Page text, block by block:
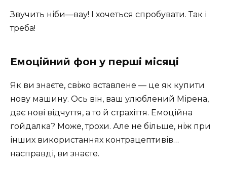
Звучить ніби—вау! І хочеться спробувати. Так і
треба!
Емоційний фон у перші місяці
Як ви знаєте, свіжо вставлене — це як купити
нову машину. Ось він, ваш улюблений Мірена,
дає нові відчуття, а то й страхіття. Емоційна
гойдалка? Може, трохи. Але не більше, ніж при
інших використаннях контрацептивів…
насправді, ви знаєте.